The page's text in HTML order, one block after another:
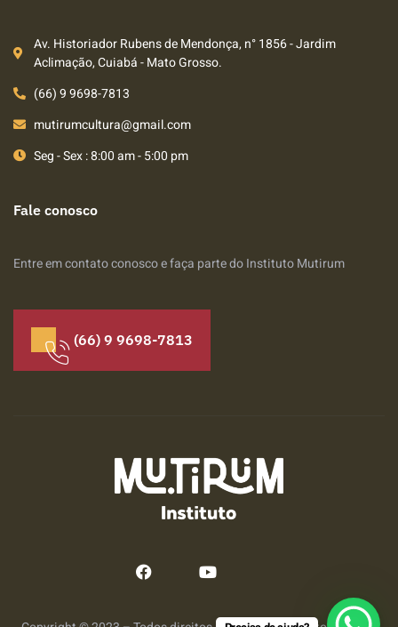
Av. Historiador Rubens de Mendonça, n° 1856 - Jardim
Aclimação, Cuiabá - Mato Grosso.
(66) 9 9698-7813
mutirumcultura@gmail.com
Seg - Sex : 8:00 am - 5:00 pm
Fale conosco
Entre em contato conosco e faça parte do Instituto Mutirum
(66) 9 9698-7813